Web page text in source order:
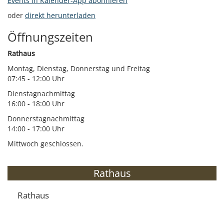
oder direkt herunterladen
Öffnungszeiten
Rathaus
Montag, Dienstag, Donnerstag und Freitag
07:45 - 12:00 Uhr
Dienstagnachmittag
16:00 - 18:00 Uhr
Donnerstagnachmittag
14:00 - 17:00 Uhr
Mittwoch geschlossen.
Rathaus
Rathaus